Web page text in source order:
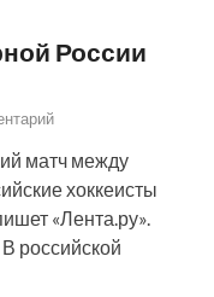
России
матч между
хоккеисты
«Лента.ру».
российской